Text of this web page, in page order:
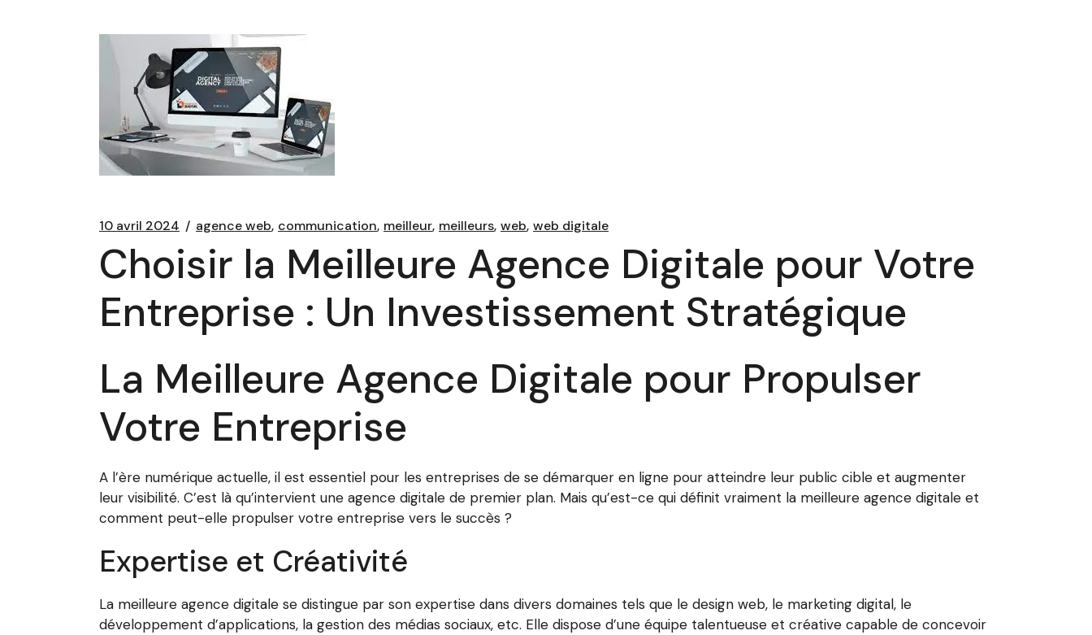
10 avril 2024 agence web communication meilleur meilleurs web web digitale
Choisir la Meilleure Agence Digitale pour Votre
Entreprise : Un Investissement Stratégique
La Meilleure Agence Digitale pour Propulser
Votre Entreprise
A l’ère numérique actuelle, il est essentiel pour les entreprises de se démarquer en ligne pour atteindre leur public cible et augmenter
leur visibilité. C’est là qu’intervient une agence digitale de premier plan. Mais qu’est-ce qui définit vraiment la meilleure agence digitale et
comment peut-elle propulser votre entreprise vers le succès ?
Expertise et Créativité
La meilleure agence digitale se distingue par son expertise dans divers domaines tels que le design web, le marketing digital, le
développement d’applications, la gestion des médias sociaux, etc. Elle dispose d’une équipe talentueuse et créative capable de concevoir